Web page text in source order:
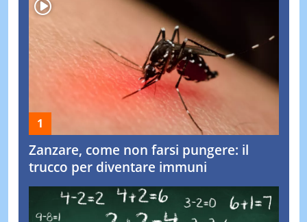
Zanzare, come non farsi pungere: il
trucco per diventare immuni